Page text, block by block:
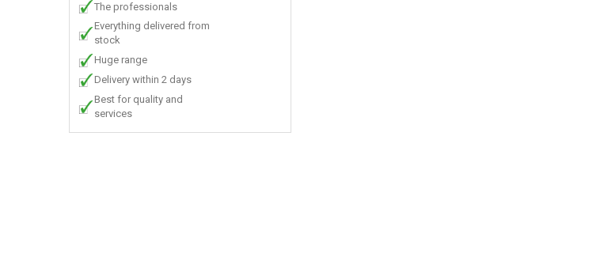
The professionals
Everything delivered from
stock
Huge range
Delivery within 2 days
Best for quality and
services